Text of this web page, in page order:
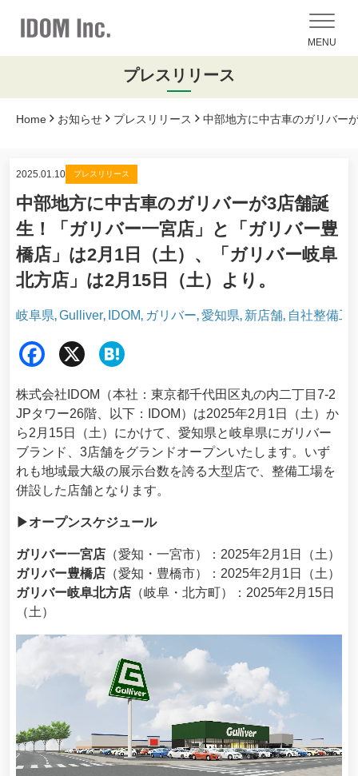
MENU
プレスリリース
Home お知らせ プレスリリース 中部地方に中古車のガリバー
2025.01.10 プレスリリース
中部地方に中古車のガリバーが3店舗誕
生！「ガリバー一宮店」と「ガリバー豊
橋店」は2月1日（土）、「ガリバー岐阜
北方店」は2月15日（土）より。
岐阜県, Gulliver, IDOM, ガリバー, 愛知県, 新店舗, 自社整備工
Fac
ok
株式会社IDOM（本社：東京都千代田区丸の内二丁目7-2
JPタワー26階、以下：IDOM）は2025年2月1日（土）か
ら2月15日（土）にかけて、愛知県と岐阜県にガリバー
ブランド、3店舗をグランドオープンいたします。いず
れも地域最大級の展示台数を誇る大型店で、整備工場を
併設した店舗となります。
▶オープンスケジュール
ガリバー一宮店 （愛知・一宮市）：2025年2月1日（土）
ガリバー豊橋店 （愛知・豊橋市）：2025年2月1日（土）
ガリバー岐阜北方店 （岐阜・北方町）：2025年2月15日
（土）